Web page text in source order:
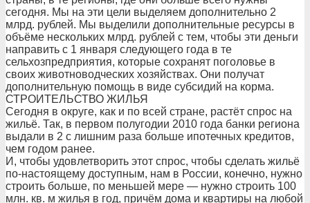
сегодня. Мы на эти цели выделяем дополнительно 2
млрд. рублей. Мы выделили дополнительные ресурсы в
объёме нескольких млрд. рублей с тем, чтобы эти деньги
направить с 1 января следующего года в те
сельхозпредприятия, которые сохранят поголовье в
своих животноводческих хозяйствах. Они получат
дополнительную помощь в виде субсидий на корма.
СТРОИТЕЛЬСТВО ЖИЛЬЯ
Сегодня в округе, как и по всей стране, растёт спрос на
жильё. Так, в первом полугодии 2010 года банки региона
выдали в 2 с лишним раза больше ипотечных кредитов,
чем годом ранее.
И, чтобы удовлетворить этот спрос, чтобы сделать жильё
по-настоящему доступным, нам в России, конечно, нужно
строить больше, по меньшей мере — нужно строить 100
млн. кв. м жилья в год, причём дома и квартиры на любой